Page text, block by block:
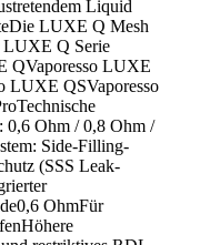
Liquid
LUXE Q Mesh
LUXE Q Serie
QVaporesso LUXE
LUXE QSVaporesso
0,6 Ohm / 0,8 Ohm /
Side-Filling-
(SSS Leak-
OhmFür